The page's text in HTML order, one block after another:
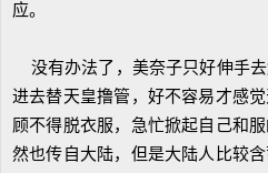
应。
没有办法了，美奈子只好伸手
进去替天皇撸管，好不容易才感
顾不得脱衣服，急忙掀起自己和
然也传自大陆，但是大陆人比较